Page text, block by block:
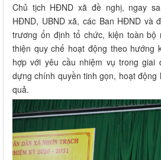
Chủ tịch HĐND xã đề nghị, ngay
HĐND, UBND xã, các Ban HĐND và
trương ổn định tổ chức, kiện toàn bộ
thiện quy chế hoạt động theo hướng
hợp với yêu cầu nhiệm vụ trong giai
dựng chính quyền tinh gọn, hoạt động
quả.